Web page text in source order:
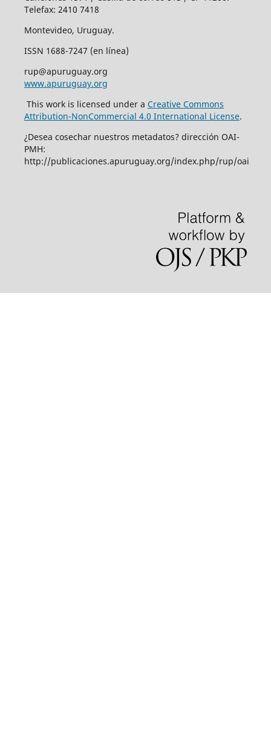
Telefax: 2410 7418
Montevideo, Uruguay.
ISSN 1688-7247 (en línea)
rup@apuruguay.org
www.apuruguay.org
This work is licensed under a Creative Commons
Attribution-NonCommercial 4.0 International License.
¿Desea cosechar nuestros metadatos? dirección OAI-
PMH:
http://publicaciones.apuruguay.org/index.php/rup/oai